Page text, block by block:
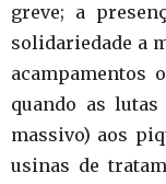
greve; a
solidariedade a
acampamentos
quando as
massivo) aos
usinas de